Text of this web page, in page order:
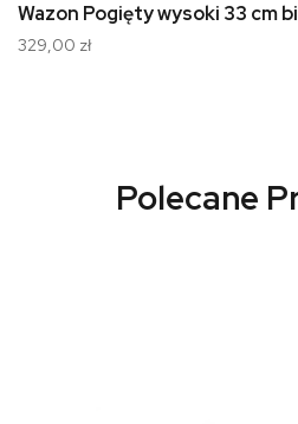
Wazon Pogięty wysoki 33 cm
329,00 zł
Polecane